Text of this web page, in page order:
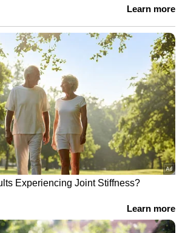
സമിതിക്ക് പുറമെ
മണ്ഡലം തലത്തില്‍
രൂപം
ചുവടുകൾ
എന്നാണ് മുദ്രാവക്യം.150
പദയാത്ര 12
കടന്നുപോകും. 3,570
2023 ജനുവരി 30 ന്
ജാഥയുടെ ഭാഗമായി
റാലികള്‍